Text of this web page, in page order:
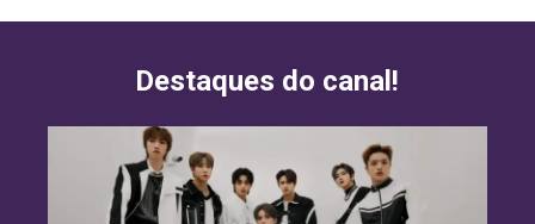
Destaques do canal!